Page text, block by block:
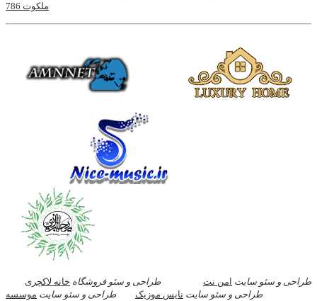
ملکوت 786
طراحی و سئو سایت امن نت طراحی و سئو فروشگاه خانه لاکچری
طراحی و سئو سایت نایس موزیک طراحی و سئو سایت موسسه